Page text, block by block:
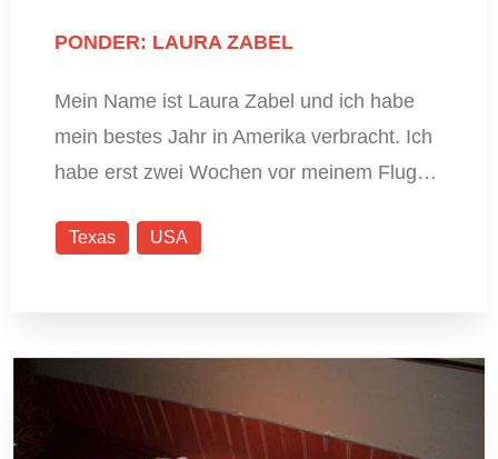
PONDER: LAURA ZABEL
Mein Name ist Laura Zabel und ich habe
mein bestes Jahr in Amerika verbracht. Ich
habe erst zwei Wochen vor meinem Flug…
Texas USA